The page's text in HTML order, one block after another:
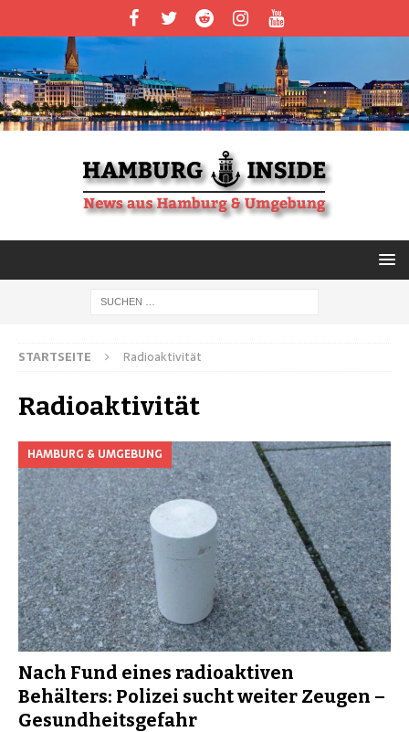
STARTSEITE Radioaktivität
Radioaktivität
HAMBURG & UMGEBUNG
Nach Fund eines radioaktiven
Behälters: Polizei sucht weiter Zeugen –
Gesundheitsgefahr